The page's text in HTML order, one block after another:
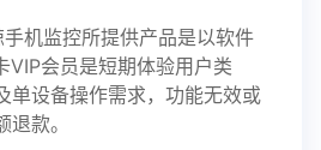
手机监控所提供产品是以软件
VIP会员是短期体验用户类
单设备操作需求，功能无效或
款。